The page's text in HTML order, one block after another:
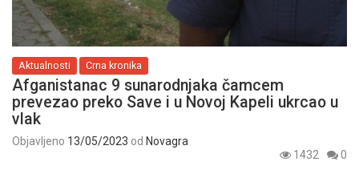
Aktualnosti Crna kronika
Afganistanac 9 sunarodnjaka čamcem
prevezao preko Save i u Novoj Kapeli ukrcao u
vlak
Objavljeno 13/05/2023 od Novagra
1432
0